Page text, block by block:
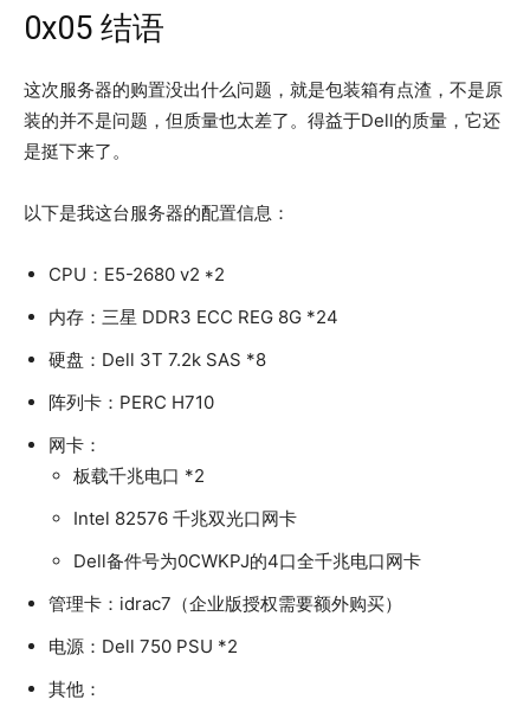
0x05 结语
这次服务器的购置没出什么问题，就是包装箱有点渣，不是原
装的并不是问题，但质量也太差了。得益于Dell的质量，它还
是挺下来了。
以下是我这台服务器的配置信息：
CPU：E5-2680 v2 *2
内存：三星 DDR3 ECC REG 8G *24
硬盘：Dell 3T 7.2k SAS *8
阵列卡：PERC H710
网卡：
板载千兆电口 *2
Intel 82576 千兆双光口网卡
Dell备件号为0CWKPJ的4口全千兆电口网卡
管理卡：idrac7（企业版授权需要额外购买）
电源：Dell 750 PSU *2
其他：